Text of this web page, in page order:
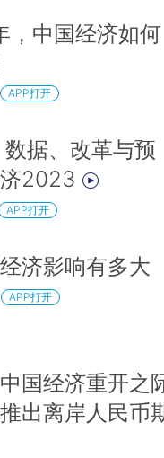
中国经济如何
APP打开
据、改革与预
2023
APP打开
济影响有多大
APP打开
国经济重开之
出离岸人民币